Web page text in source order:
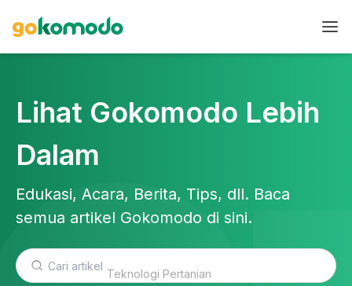
Lihat Gokomodo Lebih
Dalam
Edukasi, Acara, Berita, Tips, dll. Baca
semua artikel Gokomodo di sini.